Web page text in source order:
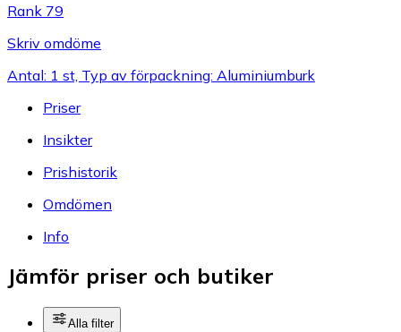
Rank 79
Skriv omdöme
Antal: 1 st, Typ av förpackning: Aluminiumburk
Priser
Insikter
Prishistorik
Omdömen
Info
Jämför priser och butiker
Alla filter